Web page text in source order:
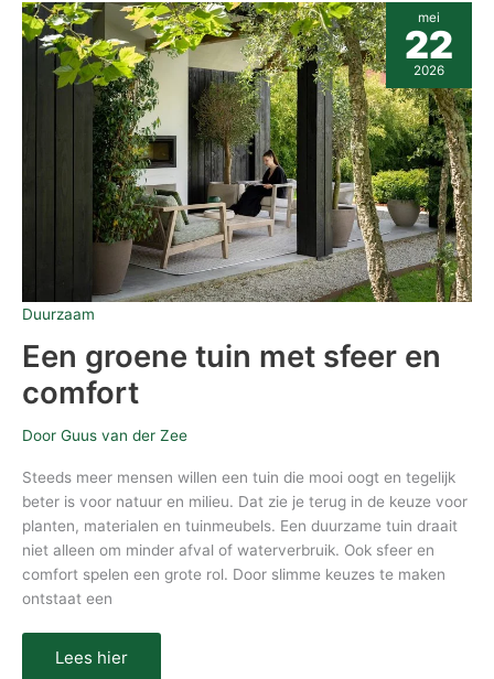
Duurzaam
Een groene tuin met sfeer en
comfort
Door Guus van der Zee
Steeds meer mensen willen een tuin die mooi oogt en tegelijk
beter is voor natuur en milieu. Dat zie je terug in de keuze voor
planten, materialen en tuinmeubels. Een duurzame tuin draait
niet alleen om minder afval of waterverbruik. Ook sfeer en
comfort spelen een grote rol. Door slimme keuzes te maken
ontstaat een
Een
groene
tuin
met
sfeer
en
comfort
Lees hier
mei
22
2026